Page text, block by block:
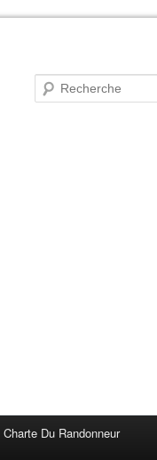
Charte Du Randonneur